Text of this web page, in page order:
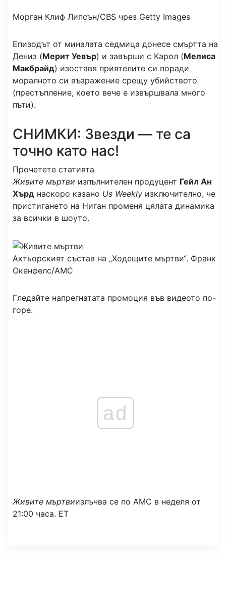
Морган Клиф Липсън/CBS чрез Getty Images
Епизодът от миналата седмица донесе смъртта на
Дениз (Мерит Уевър) и завърши с Карол (Мелиса
Макбрайд) изоставя приятелите си поради
моралното си възражение срещу убийството
(престъпление, което вече е извършвала много
пъти).
СНИМКИ: Звезди — те са
точно като нас!
Прочетете статията
Живите мъртви изпълнителен продуцент Гейл Ан
Хърд наскоро казано Us Weekly изключително, че
пристигането на Ниган променя цялата динамика
за всички в шоуто.
Актьорският състав на „Ходещите мъртви“. Франк
Окенфелс/AMC
Гледайте напрегнатата промоция във видеото по-
горе.
ad
Живите мъртвиизлъчва се по AMC в неделя от
21:00 часа. ЕТ